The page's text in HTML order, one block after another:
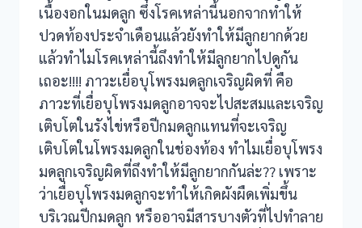
เนื้องอกในมดลูก ซึ่งโรคเหล่านี้นอกจากทำให้
ปวดท้องประจำเดือนแล้วยังทำให้มีลูกยากด้วย
แล้วทำไมโรคเหล่านี้ถึงทำให้มีลูกยากไปดูกัน
เถอะ!!!! ภาวะเยื่อบุโพรงมดลูกเจริญผิดที่ คือ
ภาวะที่เยื่อบุโพรงมดลูกอาจจะไปสะสมและเจริญ
เติบโตในรังไข่หรือปีกมดลูกแทนที่จะเจริญ
เติบโตในโพรงมดลูกในช่องท้อง ทำไมเยื่อบุโพรง
มดลูกเจริญผิดที่ถึงทำให้มีลูกยากกันล่ะ?? เพราะ
ว่าเยื่อบุโพรงมดลูกจะทำให้เกิดผังผืดเพิ่มขึ้น
บริเวณปีกมดลูก หรืออาจมีสารบางตัวที่ไปทำลาย